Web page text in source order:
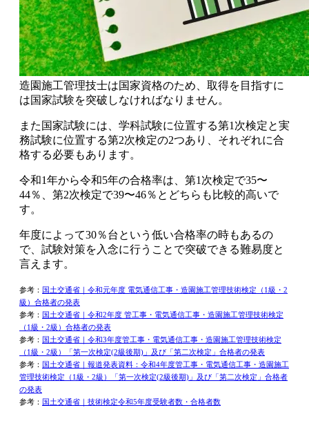
造園施工管理技士は国家資格のため、取得を目指すに
は国家試験を突破しなければなりません。
また国家試験には、 学科試験に位置する第1次検定と実
務試験に位置する第2次検定の2つあり、それぞれに合
格する必要もあります。
令和1年から令和5年の合格率は、 第1次検定で35〜
44％、第2次検定で39〜46％とどちらも比較的高いで
す。
年度によって30％台という 低い合格率の時もあるの
で、試験対策を入念に行うことで突破できる難易度と
言えます。
参考： 国土交通省｜令和元年度 電気通信工事・造園施工管理技術検定（1級・2
級）合格者の発表
参考： 国土交通省｜令和2年度 管工事・電気通信工事・造園施工管理技術検定
（1級・2級）合格者の発表
参考： 国土交通省｜令和3年度管工事・電気通信工事・造園施工管理技術検定
（1級・2級）「第一次検定(2級後期)」及び「第二次検定」合格者の発表
参考： 国土交通省｜報道発表資料：令和4年度管工事・電気通信工事・造園施工
管理技術検定（1級・2級）「第一次検定(2級後期)」及び「第二次検定」合格者
の発表
参考： 国土交通省｜技術検定令和5年度受験者数・合格者数